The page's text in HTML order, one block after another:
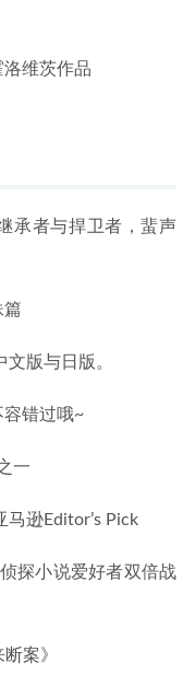
洛维茨作品
承者与捍卫者，蜚声
篇
版与日版。
错过哦~
一
马逊Editor’s Pick
探小说爱好者双倍战
案》